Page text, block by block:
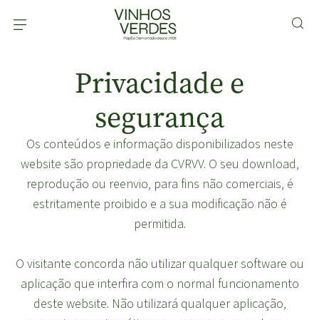
Privacidade e
segurança
Os conteúdos e informação disponibilizados neste
website são propriedade da CVRVV. O seu download,
reprodução ou reenvio, para fins não comerciais, é
estritamente proibido e a sua modificação não é
permitida.
O visitante concorda não utilizar qualquer software ou
aplicação que interfira com o normal funcionamento
deste website. Não utilizará qualquer aplicação,